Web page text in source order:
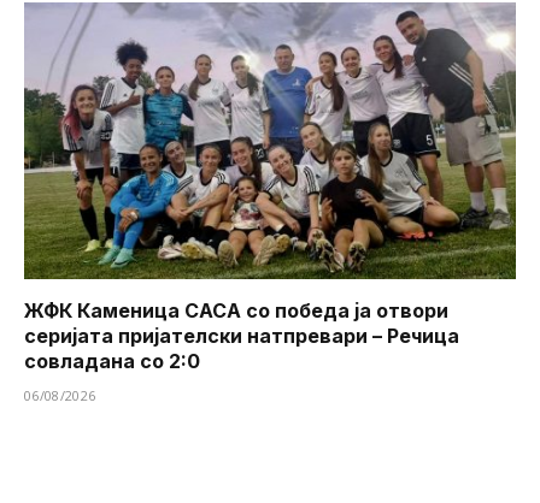
ЖФК Каменица САСА со победа ја отвори
серијата пријателски натпревари – Речица
совладана со 2:0
06/08/2026